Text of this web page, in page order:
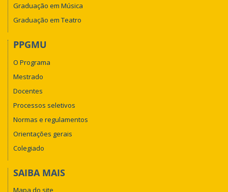
Graduação em Música
Graduação em Teatro
PPGMU
O Programa
Mestrado
Docentes
Processos seletivos
Normas e regulamentos
Orientações gerais
Colegiado
SAIBA MAIS
Mapa do site